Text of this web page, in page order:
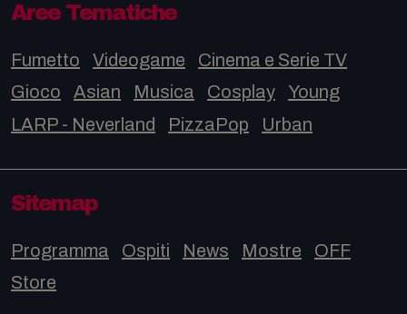
Aree Tematiche
Fumetto Videogame
Cinema e Serie TV
Gioco
Asian Musica Cosplay
Young
LARP - Neverland
PizzaPop Urban
Sitemap
Programma Ospiti News Mostre
OFF
Store